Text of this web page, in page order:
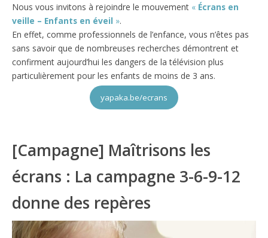
Nous vous invitons à rejoindre le mouvement « Écrans en
veille – Enfants en éveil ».
En effet, comme professionnels de l’enfance, vous n’êtes pas
sans savoir que de nombreuses recherches démontrent et
confirment aujourd’hui les dangers de la télévision plus
particulièrement pour les enfants de moins de 3 ans.
yapaka.be/ecrans
[Campagne] Maîtrisons les
écrans : La campagne 3-6-9-12
donne des repères